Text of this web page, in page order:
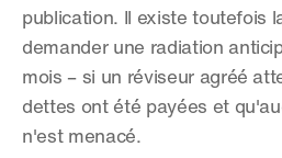
publication. Il existe toutefois
demander une radiation
mois – si un réviseur agréé
dettes ont été payées et
n'est menacé.